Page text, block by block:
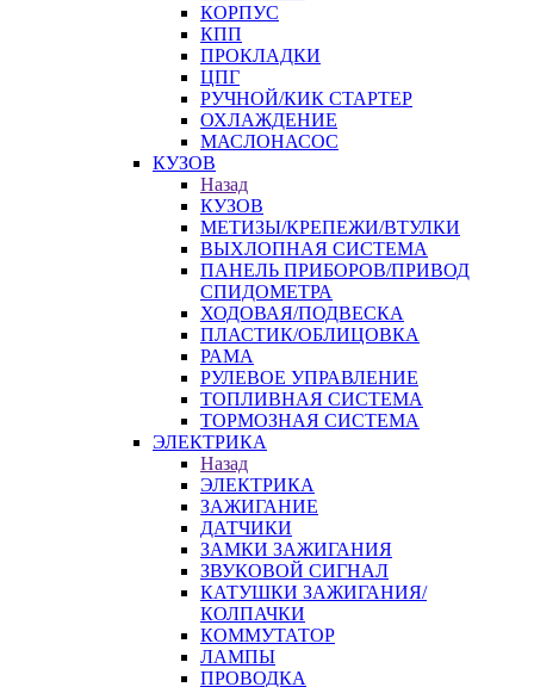
КОРПУС
КПП
ПРОКЛАДКИ
ЦПГ
РУЧНОЙ/КИК СТАРТЕР
ОХЛАЖДЕНИЕ
МАСЛОНАСОС
КУЗОВ
Назад
КУЗОВ
МЕТИЗЫ/КРЕПЕЖИ/ВТУЛКИ
ВЫХЛОПНАЯ СИСТЕМА
ПАНЕЛЬ ПРИБОРОВ/ПРИВОД
СПИДОМЕТРА
ХОДОВАЯ/ПОДВЕСКА
ПЛАСТИК/ОБЛИЦОВКА
РАМА
РУЛЕВОЕ УПРАВЛЕНИЕ
ТОПЛИВНАЯ СИСТЕМА
ТОРМОЗНАЯ СИСТЕМА
ЭЛЕКТРИКА
Назад
ЭЛЕКТРИКА
ЗАЖИГАНИЕ
ДАТЧИКИ
ЗАМКИ ЗАЖИГАНИЯ
ЗВУКОВОЙ СИГНАЛ
КАТУШКИ ЗАЖИГАНИЯ/
КОЛПАЧКИ
КОММУТАТОР
ЛАМПЫ
ПРОВОДКА